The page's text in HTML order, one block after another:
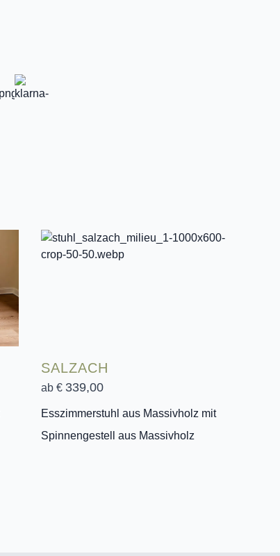
SALZACH
ab € 339,00
Esszimmerstuhl aus Massivholz mit
Spinnengestell aus Massivholz